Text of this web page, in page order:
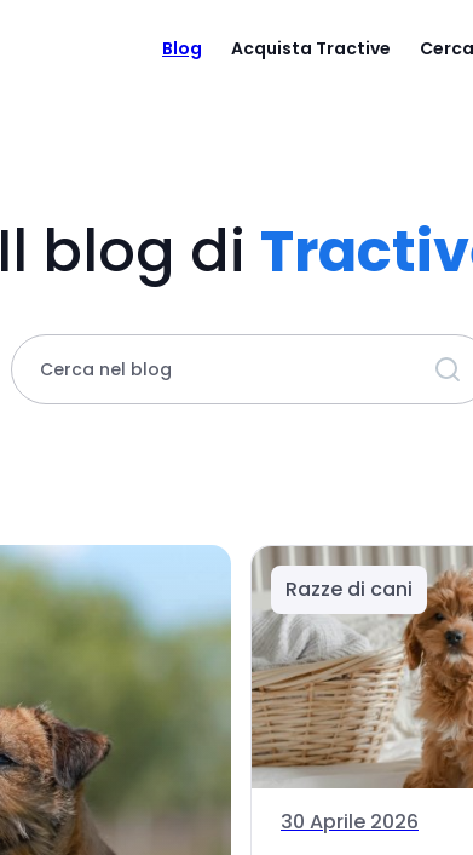
Blog Acquista Tractive
Il blog di
Cerca nel blog
Razze di cani
30 Aprile 2026